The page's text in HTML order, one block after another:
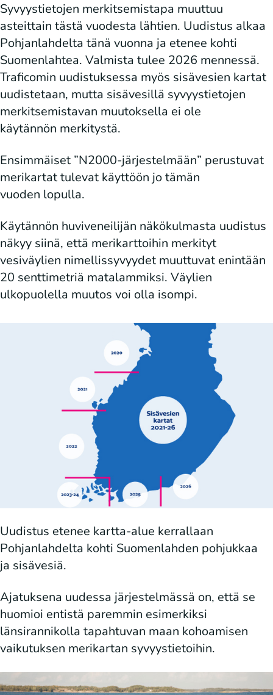
Syvyystietojen merkitsemistapa muuttuu
asteittain tästä vuodesta lähtien. Uudistus alkaa
Pohjanlahdelta tänä vuonna ja etenee kohti
Suomenlahtea. Valmista tulee 2026 mennessä.
Traficomin uudistuksessa myös sisävesien kartat
uudistetaan, mutta sisävesillä syvyystietojen
merkitsemistavan muutoksella ei ole
käytännön merkitystä.
Ensimmäiset ”N2000-järjestelmään” perustuvat
merikartat tulevat käyttöön jo tämän
vuoden lopulla.
Käytännön huviveneilijän näkökulmasta uudistus
näkyy siinä, että merikarttoihin merkityt
vesiväylien nimellissyvyydet muuttuvat enintään
20 senttimetriä matalammiksi. Väylien
ulkopuolella muutos voi olla isompi.
Uudistus etenee kartta-alue kerrallaan
Pohjanlahdelta kohti Suomenlahden pohjukkaa
ja sisävesiä.
Ajatuksena uudessa järjestelmässä on, että se
huomioi entistä paremmin esimerkiksi
länsirannikolla tapahtuvan maan kohoamisen
vaikutuksen merikartan syvyystietoihin.